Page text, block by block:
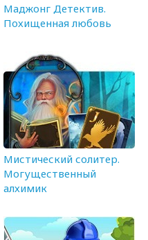
Маджонг Детектив.
Похищенная любовь
Мистический солитер.
Могущественный
алхимик